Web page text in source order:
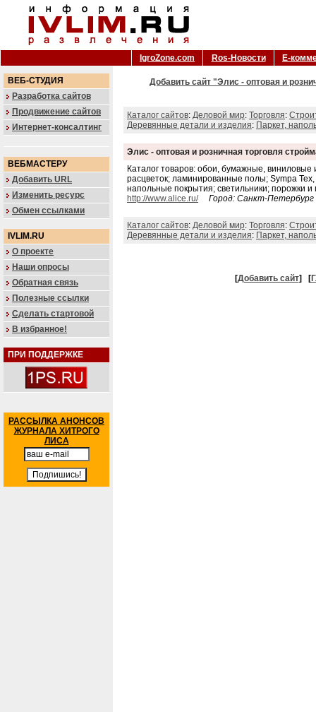
IgroZone.com Ros-Новости Е-
ВЕБ-СТУДИЯ
Разработка сайтов
Продвижение сайтов
Интернет-консалтинг
ВЕБМАСТЕРУ
Добавить URL
Изменить ресурс
Обмен ссылками
IVLIM.RU
О проекте
Наши опросы
Обратная связь
Полезные ссылки
Сделать стартовой
В избранное!
ПРИ ПОДДЕРЖКЕ
РАССЫЛКА АНОНСОВ
ЖУРНАЛА ХИТРОГО
ЛИСА
Добавить сайт "Элис - оптовая и
Каталог сайтов: Деловой мир: Торговля:
Деревянные детали и изделия: Паркет,
Элис - оптовая и розничная торговля
Каталог товаров: обои, бумажные,
расцветок; ламинированные полы; Sympa
напольные покрытия; светильники; порожки
http://www.alice.ru/
Город: Санкт-Петербург
Каталог сайтов: Деловой мир: Торговля:
Деревянные детали и изделия: Паркет,
[Добавить сайт] [